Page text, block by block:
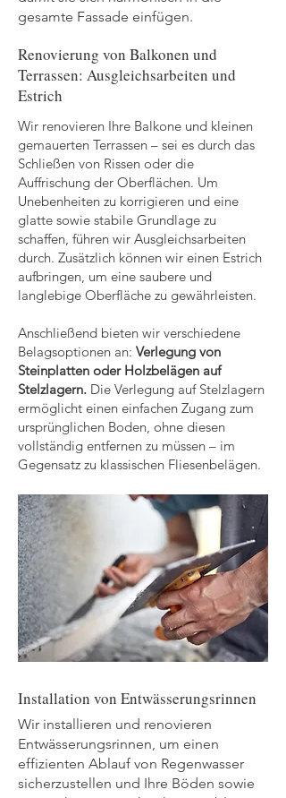
gesamte Fassade einfügen.
Renovierung von Balkonen und
Terrassen: Ausgleichsarbeiten und
Estrich
Wir renovieren Ihre Balkone und kleinen
gemauerten Terrassen – sei es durch das
Schließen von Rissen oder die
Auffrischung der Oberflächen. Um
Unebenheiten zu korrigieren und eine
glatte sowie stabile Grundlage zu
schaffen, führen wir Ausgleichsarbeiten
durch. Zusätzlich können wir einen Estrich
aufbringen, um eine saubere und
langlebige Oberfläche zu gewährleisten.
Anschließend bieten wir verschiedene
Belagsoptionen an: Verlegung von
Steinplatten oder Holzbelägen auf
Stelzlagern. Die Verlegung auf Stelzlagern
ermöglicht einen einfachen Zugang zum
ursprünglichen Boden, ohne diesen
vollständig entfernen zu müssen – im
Gegensatz zu klassischen Fliesenbelägen.
Installation von Entwässerungsrinnen
Wir installieren und renovieren
Entwässerungsrinnen, um einen
effizienten Ablauf von Regenwasser
sicherzustellen und Ihre Böden sowie